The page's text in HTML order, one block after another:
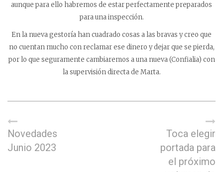
aunque para ello habremos de estar perfectamente preparados
para una inspección.
En la nueva gestoría han cuadrado cosas a las bravas y creo que
no cuentan mucho con reclamar ese dinero y dejar que se pierda,
por lo que seguramente cambiaremos a una nueva (Confialia) con
la supervisión directa de Marta.
Novedades
Junio 2023
Toca elegir
portada para
el próximo